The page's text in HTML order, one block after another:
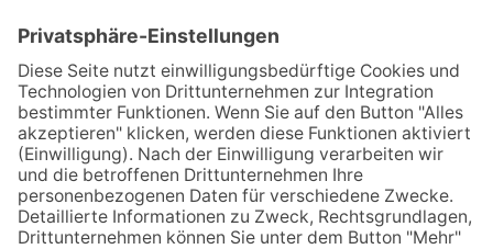
Informationen
Impressum
Datenschutz
Kontakt